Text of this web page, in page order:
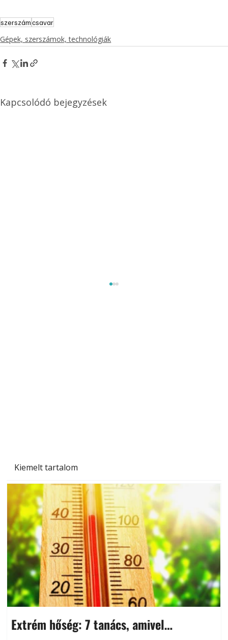
Kiemelt tartalom
Extrém hőség: 7 tanács, amivel
szerszámcsavar
Gépek, szerszámok, technológiák
Kapcsolódó bejegyzések